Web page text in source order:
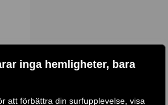
inga hemligheter, bara
att förbättra din surfupplevelse, visa